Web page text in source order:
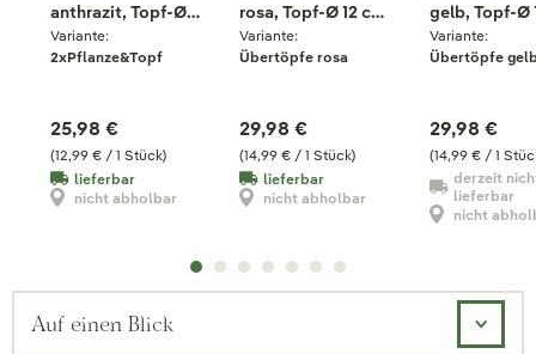
anthrazit, Topf-Ø
12 cm, Höhe ca. 30
cm, 2er-Set
Variante:
2xPflanze&Topf
(12,99 € / 1 Stück)
25,98 €
lieferbar
nicht abholbar
rosa, Topf-Ø 12 cm,
Höhe ca. 30 cm,
2er-Set
Variante:
Übertöpfe rosa
(14,99 € / 1 Stück)
29,98 €
lieferbar
nicht abholbar
gelb, Topf-Ø
cm, Höhe ca.
cm, 2er-Set
Variante:
Übertöpfe
(14,99 € / 1
29,98 €
derzeit
lieferbar
nicht
Auf einen Blick